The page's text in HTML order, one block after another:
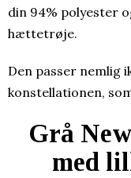
din 94% polyester
hættetrøje.
Den passer nemlig
konstellationen,
Grå
med